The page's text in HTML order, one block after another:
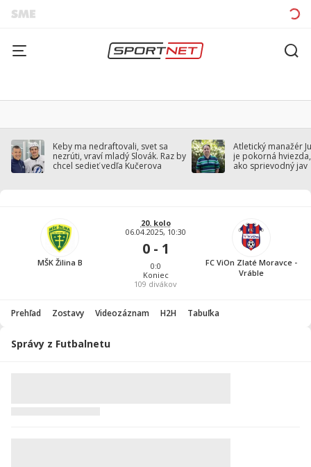
Keby ma nedraftovali, svet sa
nezrúti, vraví mladý Slovák. Raz by
chcel sedieť vedľa Kučerova
Atletický manažér
je pokorná
ako sprievodný jav
MŠK Žilina B
20. kolo
06.04.2025, 10:30
0 - 1
0:0
Koniec
109 divákov
FC ViOn Zlaté Moravce -
Vráble
Prehľad Zostavy Videozáznam H2H Tabuľka
Správy z Futbalnetu